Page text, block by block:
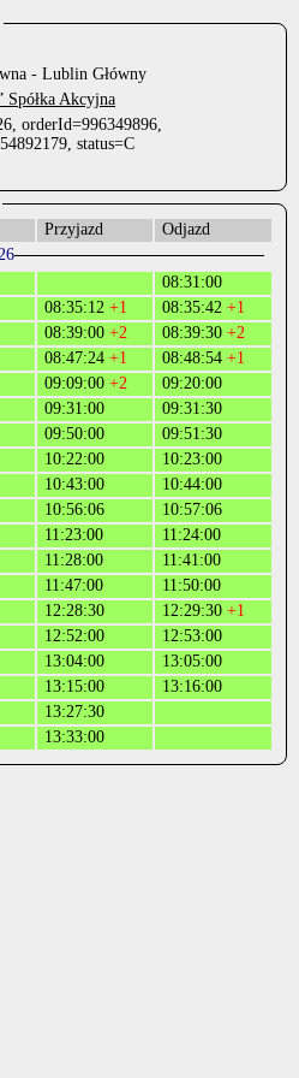
- Lublin Główny
Spółka Akcyjna
orderId=996349896,
status=C
Przyjazd
Odjazd
08:31:00
08:35:12 +1 08:35:42 +1
08:39:00 +2 08:39:30 +2
08:47:24 +1 08:48:54 +1
09:09:00 +2
09:20:00
09:31:00
09:31:30
09:50:00
09:51:30
10:22:00
10:23:00
10:43:00
10:44:00
10:56:06
10:57:06
11:23:00
11:24:00
11:28:00
11:41:00
11:47:00
11:50:00
12:28:30 12:29:30 +1
12:52:00
12:53:00
13:04:00
13:05:00
13:15:00
13:16:00
13:27:30
13:33:00